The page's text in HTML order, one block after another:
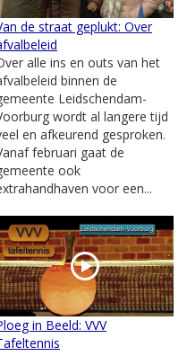
de straat geplukt: Over
alle ins en outs van het
binnen de
Leidschendam-
wordt al langere tijd
en afkeurend gesproken.
februari gaat de
ook
voor een...
in Beeld: VVV